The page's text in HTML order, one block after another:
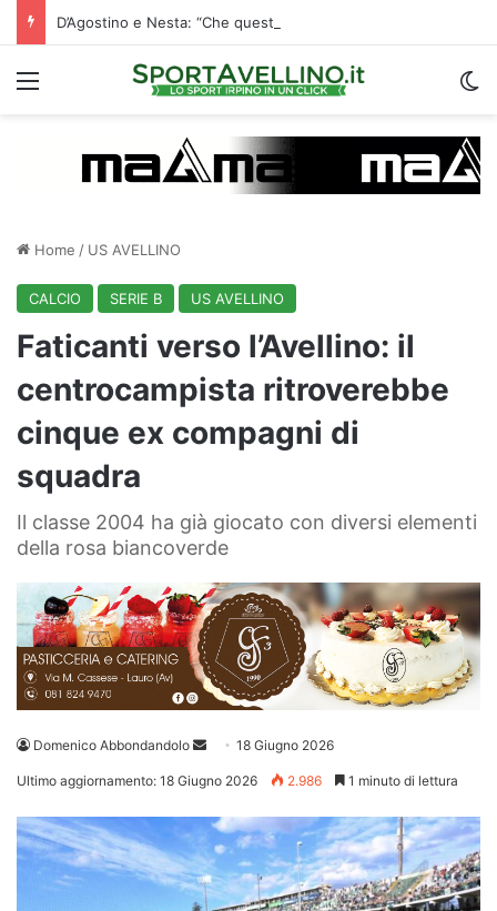
Menu
Home / US AVELLINO
CALCIO SERIE B US AVELLINO
Faticanti verso l’Avellino: il
centrocampista ritroverebbe
cinque ex compagni di
squadra
Il classe 2004 ha già giocato con diversi elementi
della rosa biancoverde
Domenico Abbondandolo
Invia 18 Giugno 2026
Ultimo aggiornamento: 18 Giugno 2026 2.986 1 minuto di lettura